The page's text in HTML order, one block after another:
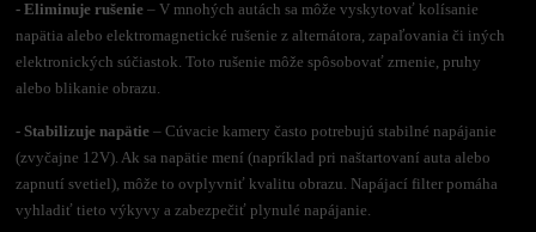
- Eliminuje rušenie – V mnohých autách sa môže vyskytovať kolísanie
napätia alebo elektromagnetické rušenie z alternátora, zapaľovania či iných
elektronických súčiastok. Toto rušenie môže spôsobovať zrnenie, pruhy
alebo blikanie obrazu.
- Stabilizuje napätie – Cúvacie kamery často potrebujú stabilné napájanie
(zvyčajne 12V). Ak sa napätie mení (napríklad pri naštartovaní auta alebo
zapnutí svetiel), môže to ovplyvniť kvalitu obrazu. Napájací filter pomáha
vyhladiť tieto výkyvy a zabezpečiť plynulé napájanie.